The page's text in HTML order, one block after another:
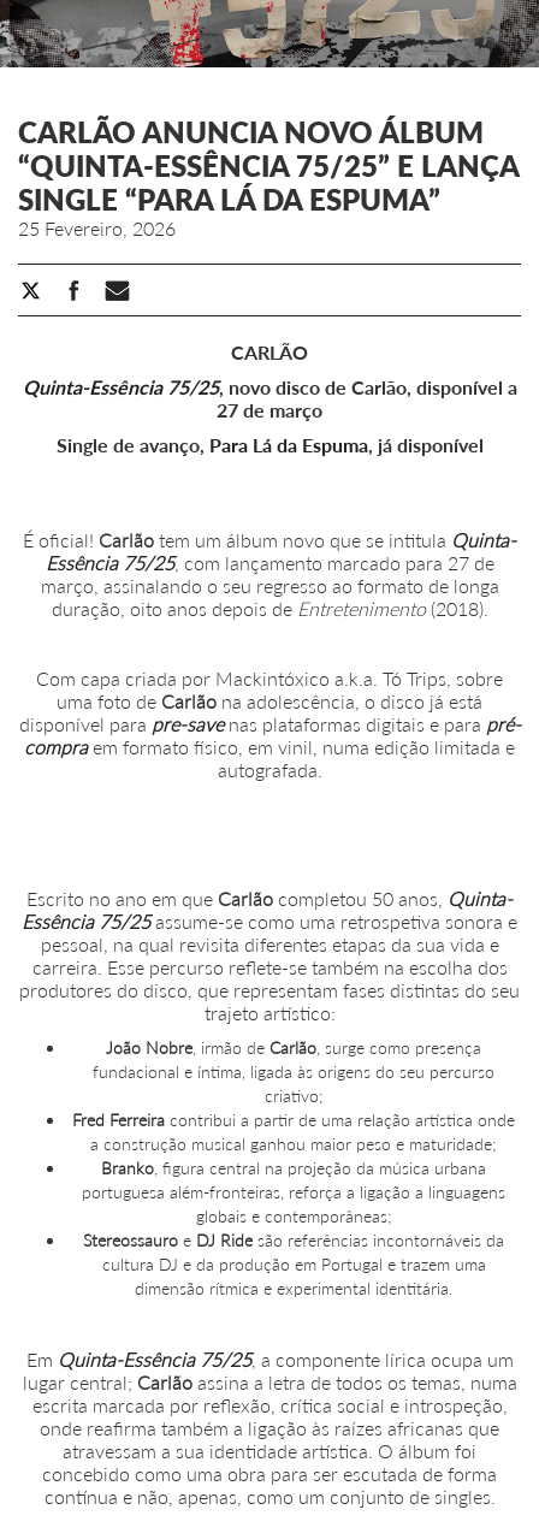
CARLÃO ANUNCIA NOVO ÁLBUM
“QUINTA-ESSÊNCIA 75/25” E LANÇA
SINGLE “PARA LÁ DA ESPUMA”
25 Fevereiro, 2026
CARLÃO
Quinta-Essência 75/25, novo disco de Carlão, disponível a
27 de março
Single de avanço, Para Lá da Espuma, já disponível
É oficial! Carlão tem um álbum novo que se intitula Quinta-
Essência 75/25, com lançamento marcado para 27 de
março, assinalando o seu regresso ao formato de longa
duração, oito anos depois de Entretenimento(2018).
Com capa criada por Mackintóxico a.k.a. Tó Trips, sobre
uma foto de Carlão na adolescência, o disco já está
disponível para pre-savenas plataformas digitais e para pré-
compraem formato físico, em vinil, numa edição limitada e
autografada.
Escrito no ano em que Carlão completou 50 anos, Quinta-
Essência 75/25 assume-se como uma retrospetiva sonora e
pessoal, na qual revisita diferentes etapas da sua vida e
carreira. Esse percurso reflete-se também na escolha dos
produtores do disco, que representam fases distintas do seu
trajeto artístico:
João Nobre, irmão de Carlão , surge como presença
fundacional e íntima, ligada às origens do seu percurso
criativo;
Fred Ferreira contribui a partir de uma relação artística onde
a construção musical ganhou maior peso e maturidade;
Branko , figura central na projeção da música urbana
portuguesa além-fronteiras, reforça a ligação a linguagens
globais e contemporâneas;
Stereossauro e DJ Ridesão referências incontornáveis da
cultura DJ e da produção em Portugal e trazem uma
dimensão rítmica e experimental identitária.
Em Quinta-Essência 75/25, a componente lírica ocupa um
lugar central; Carlãoassina a letra de todos os temas, numa
escrita marcada por reflexão, crítica social e introspeção,
onde reafirma também a ligação às raízes africanas que
atravessam a sua identidade artística. O álbum foi
concebido como uma obra para ser escutada de forma
contínua e não, apenas, como um conjunto de singles.